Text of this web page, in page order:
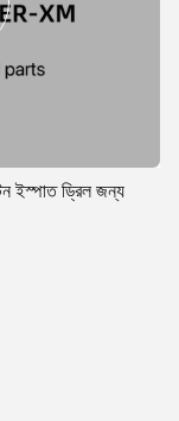
ইস্পাত ড্রিল জন্য